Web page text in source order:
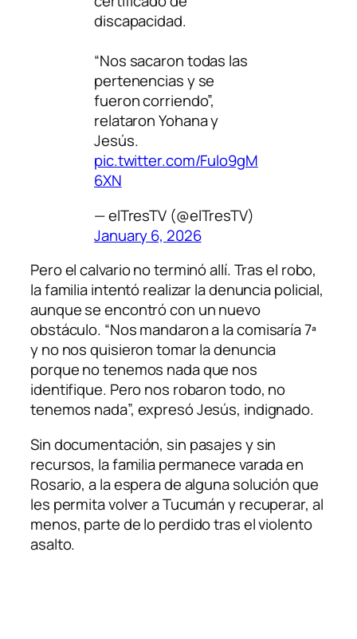
discapacidad.
“Nos sacaron todas las
pertenencias y se
fueron corriendo”,
relataron Yohana y
Jesús.
pic.twitter.com/Fulo9gM
6XN
— elTresTV (@elTresTV)
January 6, 2026
Pero el calvario no terminó allí. Tras el robo,
la familia intentó realizar la denuncia policial,
aunque se encontró con un nuevo
obstáculo. “Nos mandaron a la comisaría 7ª
y no nos quisieron tomar la denuncia
porque no tenemos nada que nos
identifique. Pero nos robaron todo, no
tenemos nada”, expresó Jesús, indignado.
Sin documentación, sin pasajes y sin
recursos, la familia permanece varada en
Rosario, a la espera de alguna solución que
les permita volver a Tucumán y recuperar, al
menos, parte de lo perdido tras el violento
asalto.